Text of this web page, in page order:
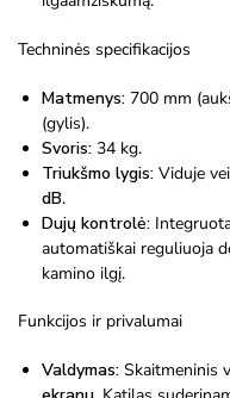
Techninės specifikacijos
Matmenys: 700 mm
(gylis).
Svoris: 34 kg.
Triukšmo lygis: Viduje
dB.
Dujų kontrolė:
automatiškai reguliuoja
kamino ilgį.
Funkcijos ir privalumai
Valdymas: Skaitmeninis